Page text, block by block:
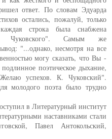
ответ. По словам Эдуарда
остались, пожалуй, только
строка была снабжена
Чуковского". Самым же
"...однако, несмотря на все
могу сказать, что Вы -
поэтическое дыхание,
успехов. К. Чуковский".
молодого поэта было трудно
в Литературный институт
наставниками стали
Павел Антокольский,